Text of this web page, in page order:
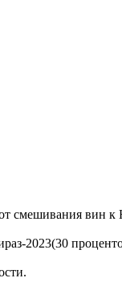
смешивания вин к
2023(30